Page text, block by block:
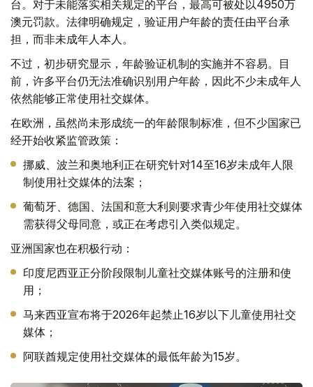
台。对于未能落实相关规定的平台，最高可被处以4950万
澳元罚款。法律明确规定，验证用户年龄的责任由平台承
担，而非未成年人本人。
不过，初步研究显示，年龄验证机制的实施并不容易。目
前，许多平台仍无法准确识别用户年龄，因此不少未成年人
依然能够正常使用社交媒体。
在欧洲，虽然尚未形成统一的年龄限制标准，但不少国家已
经开始收紧监管政策：
挪威、波兰和奥地利正在研究针对14至16岁未成年人限
制使用社交媒体的法案；
葡萄牙、德国、法国和意大利则要求青少年使用社交媒体
需获得父母同意，或正在考虑引入类似规定。
亚洲国家也在积极行动：
印度尼西亚正分阶段限制儿童社交媒体账号的注册和使
用；
马来西亚宣布将于2026年起禁止16岁以下儿童使用社交
媒体；
阿联酋规定使用社交媒体的最低年龄为15岁。